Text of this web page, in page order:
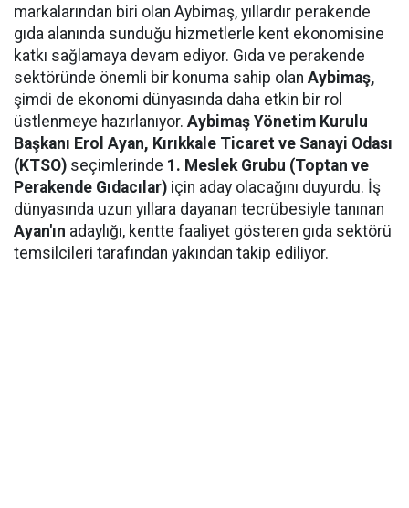
markalarından biri olan Aybimaş, yıllardır perakende
gıda alanında sunduğu hizmetlerle kent ekonomisine
katkı sağlamaya devam ediyor. Gıda ve perakende
sektöründe önemli bir konuma sahip olan Aybimaş,
şimdi de ekonomi dünyasında daha etkin bir rol
üstlenmeye hazırlanıyor. Aybimaş Yönetim Kurulu
Başkanı Erol Ayan, Kırıkkale Ticaret ve Sanayi Odası
(KTSO) seçimlerinde 1. Meslek Grubu (Toptan ve
Perakende Gıdacılar) için aday olacağını duyurdu. İş
dünyasında uzun yıllara dayanan tecrübesiyle tanınan
Ayan'ın adaylığı, kentte faaliyet gösteren gıda sektörü
temsilcileri tarafından yakından takip ediliyor.